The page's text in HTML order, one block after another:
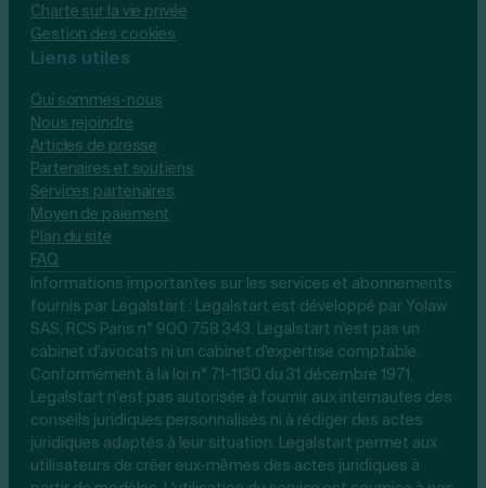
Charte sur la vie privée
Gestion des cookies
Liens utiles
Qui sommes-nous
Nous rejoindre
Articles de presse
Partenaires et soutiens
Services partenaires
Moyen de paiement
Plan du site
FAQ
Informations importantes sur les services et abonnements
fournis par Legalstart : Legalstart est développé par Yolaw
SAS, RCS Paris n° 900 758 343. Legalstart n'est pas un
cabinet d'avocats ni un cabinet d'expertise comptable.
Conformément à la loi n° 71-1130 du 31 décembre 1971,
Legalstart n’est pas autorisée à fournir aux internautes des
conseils juridiques personnalisés ni à rédiger des actes
juridiques adaptés à leur situation. Legalstart permet aux
utilisateurs de créer eux-mêmes des actes juridiques à